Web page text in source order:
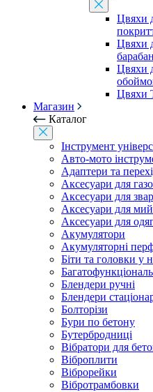
Цвяхи
Цвяхи
Цвяхи
Цвяхи
Магазин
Каталог
Інструмент
Авто-мото
Адаптери та
Аксесуари для
Аксесуари для
Аксесуари для
Аксесуари для
Акумулятори
Акумуляторні
Біти та головки у
Блендери ручні
Блендери
Болторізи
Бури по бетону
Бутербродниці
Вібратори для
Віброплити
Віброрейки
Вібротрамбовки